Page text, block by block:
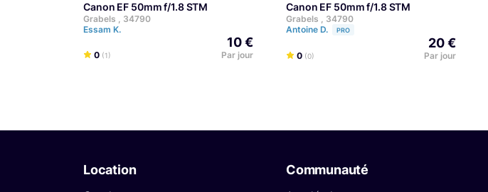
Canon EF 50mm f/1.8 STM
Grabels , 34790
Essam K.
0 (1)
10 €
Par jour
Canon EF 50mm f/1.8 STM
Grabels , 34790
Antoine D.
PRO
0 (0)
20 €
Par jour
Location Communauté